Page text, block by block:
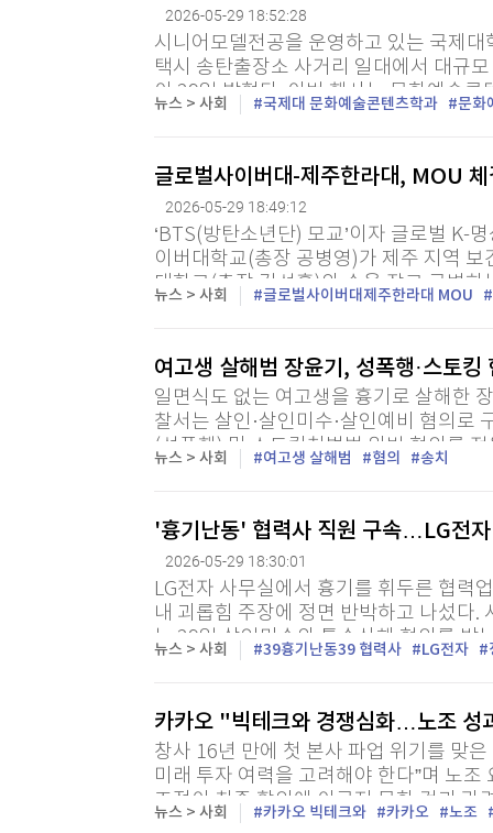
2026-05-29 18:52:28
시니어모델전공을 운영하고 있는 국제
택시 송탄출장소 사거리 일대에서 대규
이 29일 밝혔다. 이번 행사는 문화예술
명이 참여했는데 단순한 거리행사를 넘
뉴스 > 사회 국제대 문화예술콘텐츠학과 문화
글로벌사이버대-제주한라대, MOU
2026-05-29 18:49:12
‘BTS(방탄소년단) 모교’이자 글로벌 K-
이버대학교(총장 공병영)가 제주 지역
대학교(총장 김성훈)와 손을 잡고 급변
체계 구축키로 했다. 글로벌사이버대학
뉴스 > 사회 글로벌사이버대제주한라대 MOU
여고생 살해범 장윤기, 성폭행·스토
일면식도 없는 여고생을 흉기로 살해한
찰서는 살인·살인미수·살인예비 혐의로
(성폭행) 및 스토킹처벌법 위반 혐의를
뉴스 > 사회 여고생 살해범 혐의 송치
'흉기난동' 협력사 직원 구속…LG전
2026-05-29 18:30:01
LG전자 사무실에서 흉기를 휘두른 협력
내 괴롭힘 주장에 정면 반박하고 나섰다
는 29일 살인미수와 특수상해 혐의를 받
피의자 심문을 연 뒤 "도주 우려가 있다"
뉴스 > 사회 39흉기난동39 협력사 LG전자
카카오 "빅테크와 경쟁심화…노조 성
창사 16년 만에 첫 본사 파업 위기를 맞
미래 투자 여력을 고려해야 한다”며 노
조정이 최종 합의에 이르지 못한 것과 관
뉴스 > 사회 카카오 빅테크와 카카오 노조